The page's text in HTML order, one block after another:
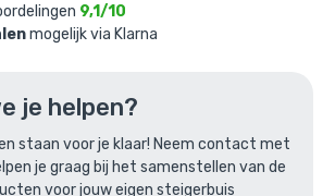
9,1/10
mogelijk via Klarna
je helpen?
staan voor je klaar! Neem contact met
je graag bij het samenstellen van de
voor jouw eigen steigerbuis
product wordt vaak
met: